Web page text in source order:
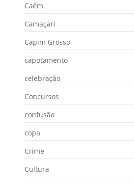
Caém
Camaçari
Capim Grosso
capotamento
celebração
Concursos
confusão
copa
Crime
Cultura